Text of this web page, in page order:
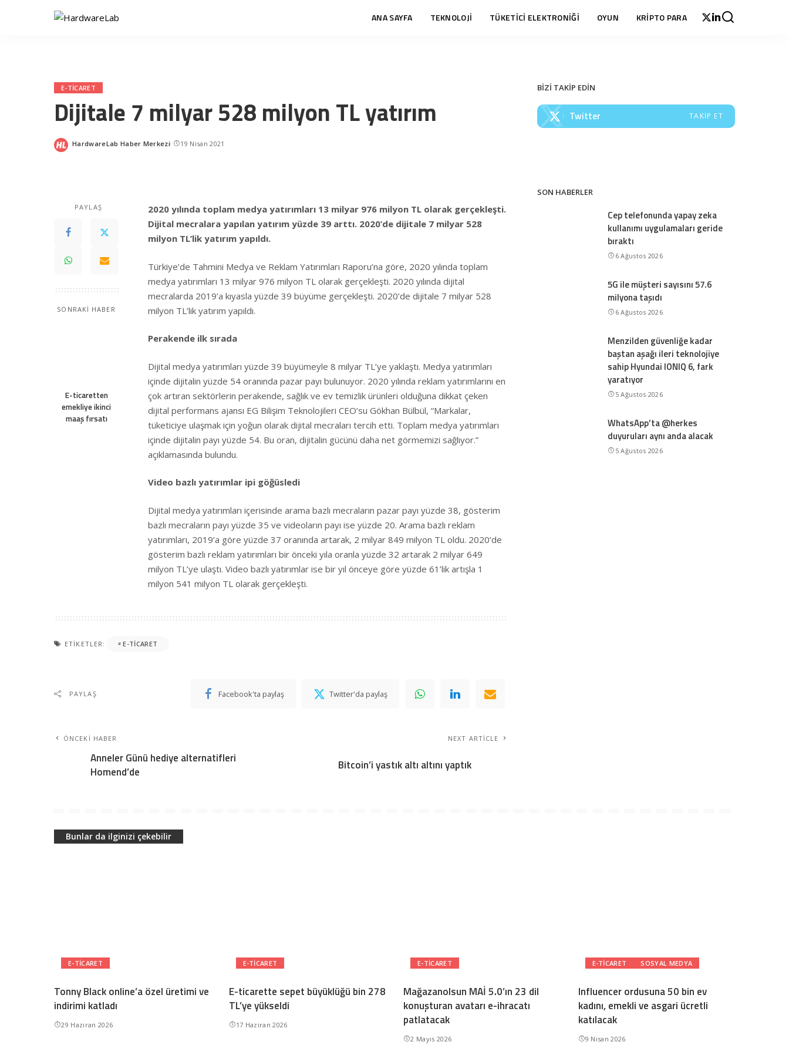
ANA SAYFA TEKNOLOJİ TÜKETİCİ ELEKTRONİĞİ OYUN KRİPTO PARA
E-TICARET
Dijitale 7 milyar 528 milyon TL yatırım
Posted
HardwareLab Haber Merkezi 19 Nisan 2021
PAYLAŞ
SONRAKİ HABER
E-ticaretten
emekliye ikinci
maaş fırsatı
2020 yılında toplam medya yatırımları 13 milyar 976 milyon TL olarak gerçekleşti.
Dijital mecralara yapılan yatırım yüzde 39 arttı. 2020’de dijitale 7 milyar 528
milyon TL’lik yatırım yapıldı.
Türkiye’de Tahmini Medya ve Reklam Yatırımları Raporu’na göre, 2020 yılında toplam
medya yatırımları 13 milyar 976 milyon TL olarak gerçekleşti. 2020 yılında dijital
mecralarda 2019’a kıyasla yüzde 39 büyüme gerçekleşti. 2020’de dijitale 7 milyar 528
milyon TL’lik yatırım yapıldı.
Perakende ilk sırada
Dijital medya yatırımları yüzde 39 büyümeyle 8 milyar TL’ye yaklaştı. Medya yatırımları
içinde dijitalin yüzde 54 oranında pazar payı bulunuyor. 2020 yılında reklam yatırımlarını en
çok artıran sektörlerin perakende, sağlık ve ev temizlik ürünleri olduğuna dikkat çeken
dijital performans ajansı EG Bilişim Teknolojileri CEO’su Gökhan Bülbül, “Markalar,
tüketiciye ulaşmak için yoğun olarak dijital mecraları tercih etti. Toplam medya yatırımları
içinde dijitalin payı yüzde 54. Bu oran, dijitalin gücünü daha net görmemizi sağlıyor.”
açıklamasında bulundu.
Video bazlı yatırımlar ipi göğüsledi
Dijital medya yatırımları içerisinde arama bazlı mecraların pazar payı yüzde 38, gösterim
bazlı mecraların payı yüzde 35 ve videoların payı ise yüzde 20. Arama bazlı reklam
yatırımları, 2019’a göre yüzde 37 oranında artarak, 2 milyar 849 milyon TL oldu. 2020’de
gösterim bazlı reklam yatırımları bir önceki yıla oranla yüzde 32 artarak 2 milyar 649
milyon TL’ye ulaştı. Video bazlı yatırımlar ise bir yıl önceye göre yüzde 61’lik artışla 1
milyon 541 milyon TL olarak gerçekleşti.
ETIKETLER: E-TICARET
PAYLAŞ Facebook'ta paylaş Twitter'da paylaş
ÖNCEKI HABER
Anneler Günü hediye alternatifleri
Homend’de
NEXT ARTICLE
Bitcoin’i yastık altı altını yaptık
BİZİ TAKİP EDİN
Twitter TAKIP ET
SON HABERLER
Cep telefonunda yapay zeka
kullanımı uygulamaları geride
bıraktı
6 Ağustos 2026
5G ile müşteri sayısını 57.6
milyona taşıdı
6 Ağustos 2026
Menzilden güvenliğe kadar
baştan aşağı ileri teknolojiye
sahip Hyundai IONIQ 6, fark
yaratıyor
5 Ağustos 2026
WhatsApp’ta @herkes
duyuruları aynı anda alacak
5 Ağustos 2026
Bunlar da ilginizi çekebilir
E-TICARET
Tonny Black online’a özel üretimi ve
indirimi katladı
29 Haziran 2026
E-TICARET
E-ticarette sepet büyüklüğü bin 278
TL’ye yükseldi
17 Haziran 2026
E-TICARET
Mağazanolsun MAİ 5.0’ın 23 dil
konuşturan avatarı e-ihracatı
patlatacak
2 Mayıs 2026
E-TICARET SOSYAL MEDYA
Influencer ordusuna 50 bin ev
kadını, emekli ve asgari ücretli
katılacak
9 Nisan 2026